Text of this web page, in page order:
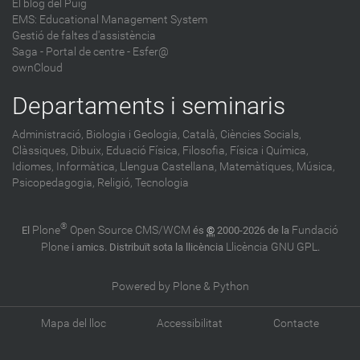
El blog del Puig
EMS: Educational Management System
Gestió de faltes d'assistència
Saga - Portal de centre - Esfer@
ownCloud
Departaments i seminaris
Administració, Biologia i Geologia, Català, Ciències Socials,
Clàssiques, Dibuix, Eduació Física, Filosofia, Física i Química,
Idiomes, Informàtica, Llengua Castellana, Matemàtiques, Música,
Psicopedagogia, Religió, Tecnologia
El Plone® Open Source CMS/WCM és © 2000-2026 de la Fundació
Plonei amics. Distribuït sota la llicència Llicència GNU GPL.
Powered by Plone & Python
Mapa del lloc Accessibilitat Contacte